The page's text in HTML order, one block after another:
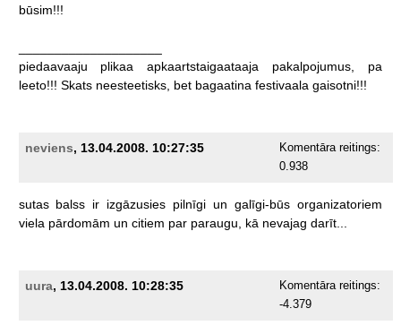
būsim!!!
piedaavaaju
plikaa apkaartstaigaataaja pakalpojumus,
pa
leeto!!! Skats neesteetisks, bet bagaatina festivaala gaisotni!!!
neviens, 13.04.2008. 10:27:35
Komentāra reitings:
0.938
sutas balss ir izgāzusies pilnīgi un galīgi-būs organizatoriem
viela pārdomām un citiem par paraugu, kā nevajag darīt...
uura, 13.04.2008. 10:28:35
Komentāra reitings:
-4.379